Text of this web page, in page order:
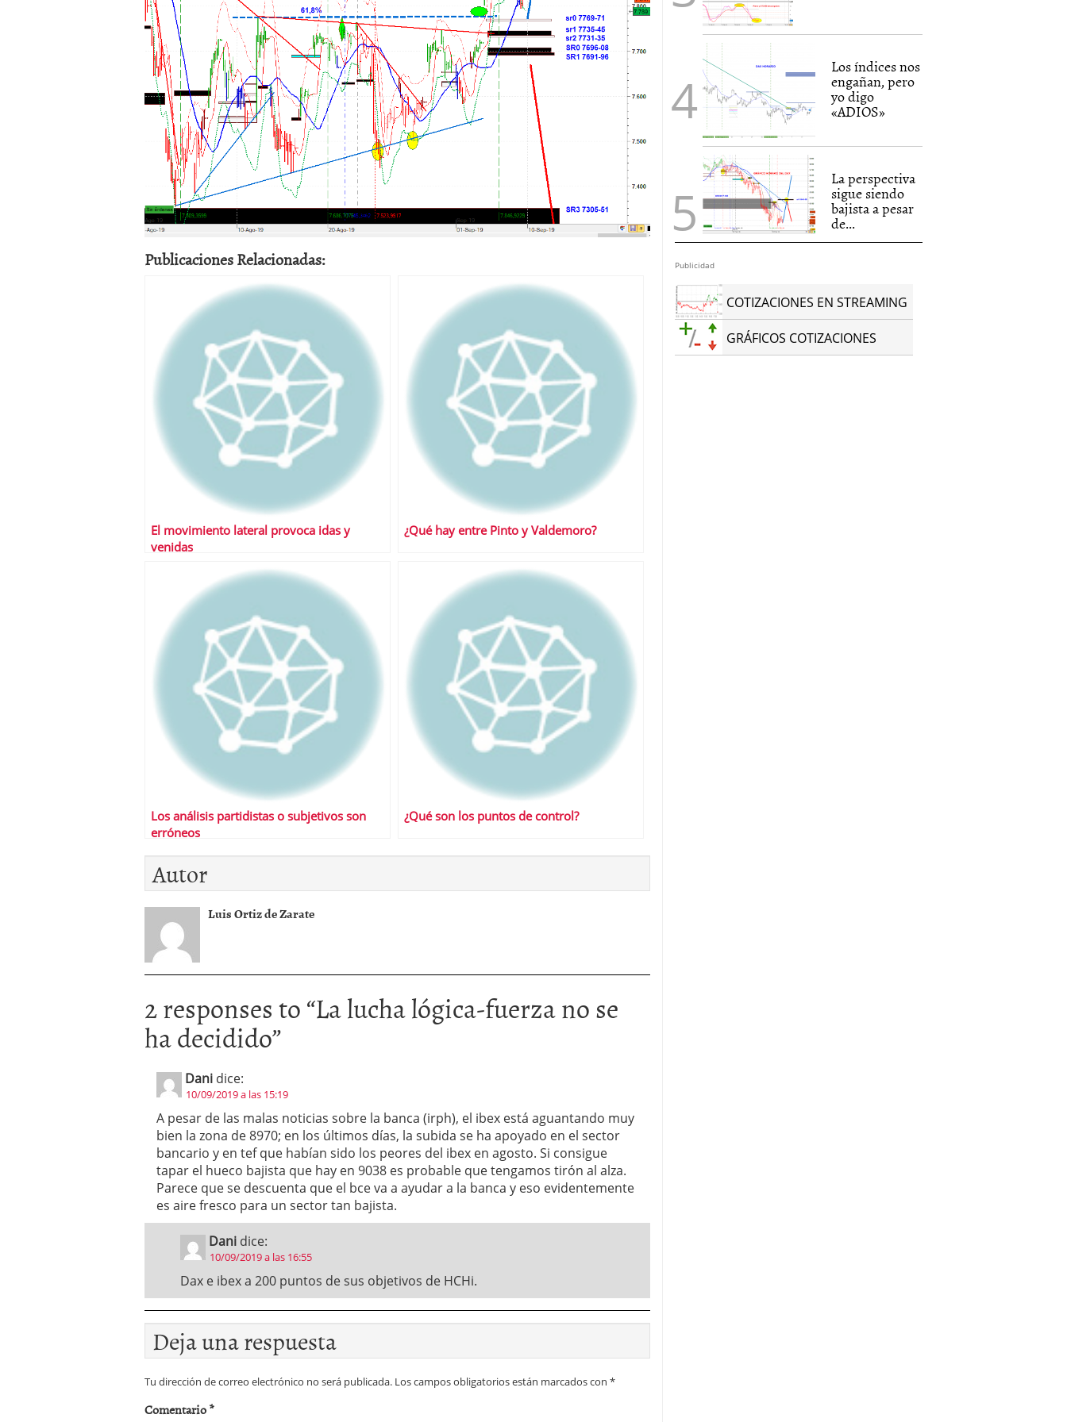
Publicaciones Relacionadas:
El movimiento lateral provoca idas y
venidas
¿Qué hay entre Pinto y Valdemoro?
Los análisis partidistas o subjetivos son
erróneos
¿Qué son los puntos de control?
Autor
Luis Ortiz de Zarate
2 responses to “La lucha lógica-fuerza no se
ha decidido”
Dani dice:
10/09/2019 a las 15:19
A pesar de las malas noticias sobre la banca (irph), el ibex está aguantando muy
bien la zona de 8970; en los últimos días, la subida se ha apoyado en el sector
bancario y en tef que habían sido los peores del ibex en agosto. Si consigue
tapar el hueco bajista que hay en 9038 es probable que tengamos tirón al alza.
Parece que se descuenta que el bce va a ayudar a la banca y eso evidentemente
es aire fresco para un sector tan bajista.
Dani dice:
10/09/2019 a las 16:55
Dax e ibex a 200 puntos de sus objetivos de HCHi.
Deja una respuesta
Tu dirección de correo electrónico no será publicada. Los campos obligatorios están marcados con *
Comentario*
Los índices nos
engañan, pero
yo digo
«ADIOS»
La perspectiva
sigue siendo
bajista a pesar
de...
Publicidad
COTIZACIONES EN STREAMING
GRÁFICOS COTIZACIONES